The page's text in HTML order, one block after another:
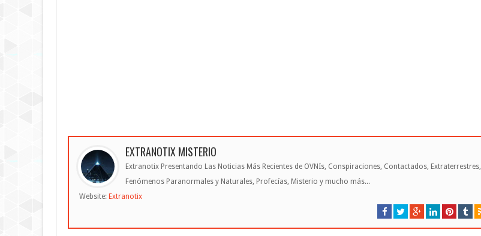
EXTRANOTIX MISTERIO
Extranotix Presentando Las Noticias Más Recientes de OVNIs, Conspiraciones, Contactados, Extraterrestres,
Fenómenos Paranormales y Naturales, Profecías, Misterio y mucho más...
Website: Extranotix